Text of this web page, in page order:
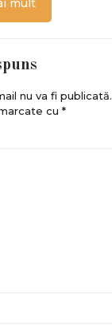
mult
nu va fi publicată.
cu *